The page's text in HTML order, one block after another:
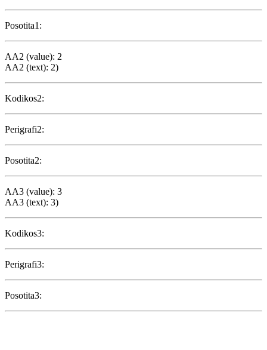
Posotita1:
AA2 (value): 2
AA2 (text): 2)
Kodikos2:
Perigrafi2:
Posotita2:
AA3 (value): 3
AA3 (text): 3)
Kodikos3:
Perigrafi3:
Posotita3: